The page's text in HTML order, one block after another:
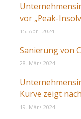
vor „Peak-
15. April 2024
Sanierung von
28. März 2024
Kurve zeigt
19. März 2024